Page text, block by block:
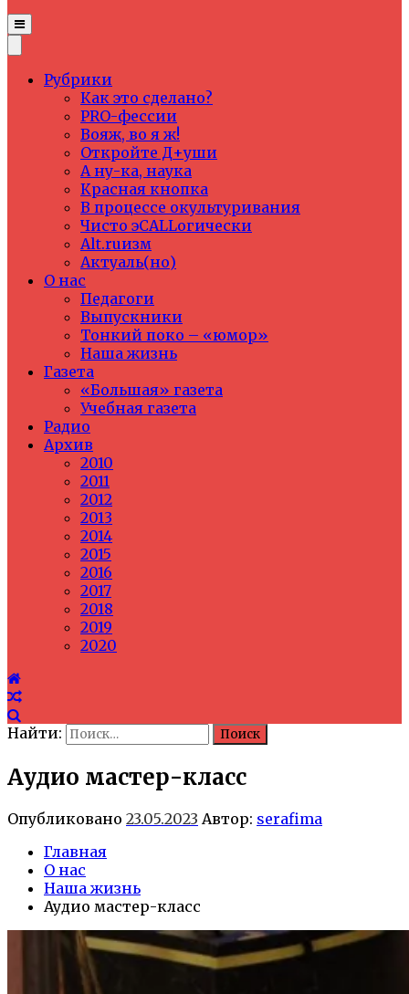
Рубрики
Как это сделано?
PRO-фессии
Вояж, во я ж!
Откройте Д+уши
А ну-ка, наука
Красная кнопка
В процессе окультуривания
Чисто эCALLогически
Alt.ruизм
Актуаль(но)
О нас
Педагоги
Выпускники
Тонкий поко – «юмор»
Наша жизнь
Газета
«Большая» газета
Учебная газета
Радио
Архив
2010
2011
2012
2013
2014
2015
2016
2017
2018
2019
2020
Найти:
Аудио мастер-класс
Опубликовано 23.05.2023 Автор: serafima
Главная
О нас
Наша жизнь
Аудио мастер-класс